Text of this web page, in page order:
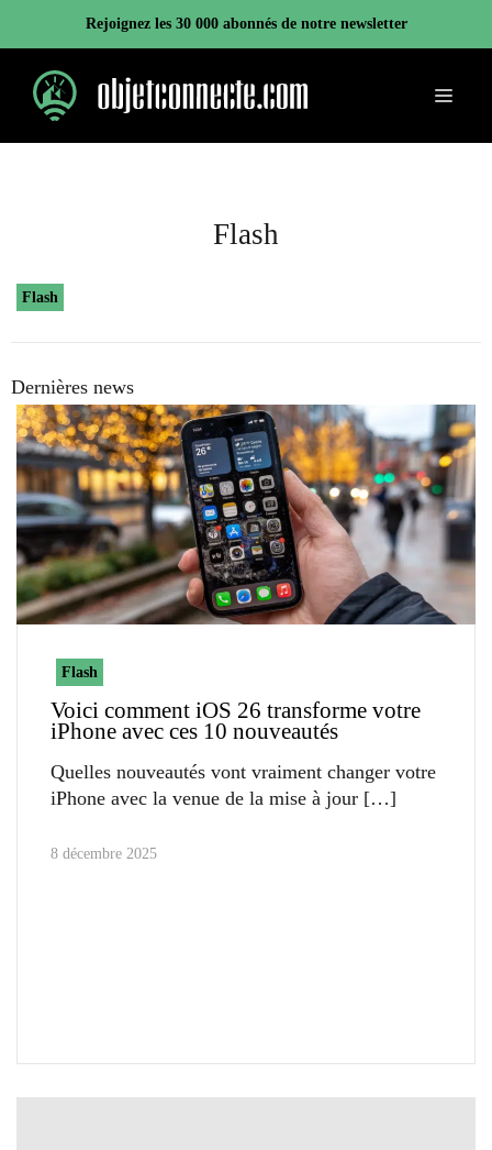
contenu
Rejoignez les 30 000 abonnés de notre newsletter
Menu
Flash
Flash
Dernières news
Flash
Voici comment iOS 26 transforme votre
iPhone avec ces 10 nouveautés
Quelles nouveautés vont vraiment changer votre
iPhone avec la venue de la mise à jour
8 décembre 2025